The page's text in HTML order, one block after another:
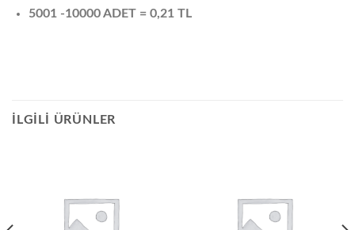
5001 -10000 ADET = 0,21 TL
İLGILI ÜRÜNLER